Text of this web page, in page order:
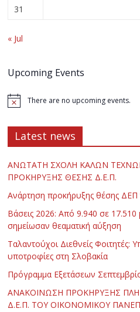
31
« Jul
Upcoming Events
There are no upcoming events.
Latest news
ΑΝΩΤΑΤΗ ΣΧΟΛΗ ΚΑΛΩΝ
ΠΡΟΚΗΡΥΞΗΣ ΘΕΣΗΣ Δ.Ε.Π.
Ανάρτηση προκήρυξης θέσης ΔΕΠ
Βάσεις 2026: Από 9.940 σε 17.510
σημείωσαν θεαματική αύξηση
Ταλαντούχοι Διεθνείς Φοιτητές:
υποτροφίες στη Σλοβακία
Πρόγραμμα Εξετάσεων
ΑΝΑΚΟΙΝΩΣΗ ΠΡΟΚΗΡΥΞΗΣ
Δ.Ε.Π. ΤΟΥ ΟΙΚΟΝΟΜΙΚΟΥ